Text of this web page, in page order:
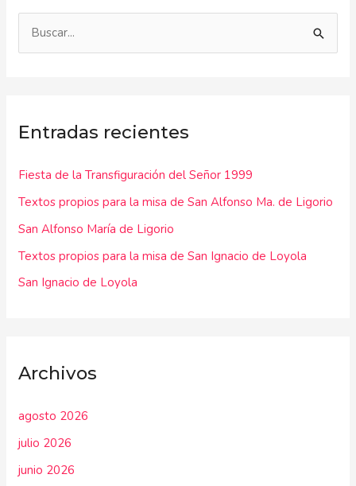
a
p
o
r
:
Entradas recientes
Fiesta de la Transfiguración del Señor 1999
Textos propios para la misa de San Alfonso Ma. de Ligorio
San Alfonso María de Ligorio
Textos propios para la misa de San Ignacio de Loyola
San Ignacio de Loyola
Archivos
agosto 2026
julio 2026
junio 2026